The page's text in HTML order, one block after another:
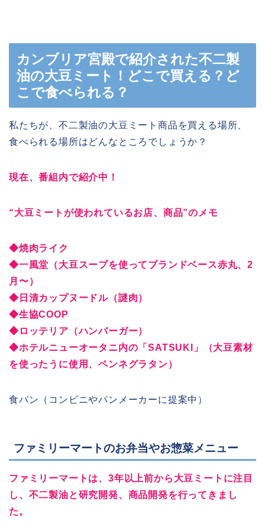
カンブリア宮殿で紹介された不二製
油の大豆ミート！どこで買える？ど
こで食べられる？
私たちが、不二製油の大豆ミート商品を買える場所、
食べられる場所はどんなところでしょうか？
現在、番組内で紹介中！
“大豆ミートが使われているお店、商品”のメモ
◆焼肉ライク
◆一風堂（大豆スープを使ってブランドベース赤丸、2
月〜）
◆日清カップヌードル（謎肉）
◆生協COOP
◆ロッテリア（ハンバーガー）
◆ホテルニューオータニ内の「SATSUKI」（大豆素材
を使ったうに使用、ペンネグラタン）
食パン（コンビニやパンメーカーに提案中）
ファミリーマートのお弁当やお惣菜メニュー
ファミリーマートは、3年以上前から大豆ミートに注目
し、不二製油と研究開発、商品開発を行ってきまし
た。